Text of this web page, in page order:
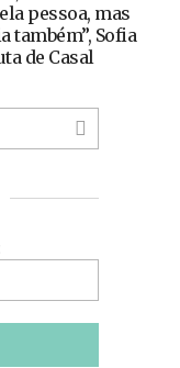
pessoa, mas
também”, Sofia
de Casal